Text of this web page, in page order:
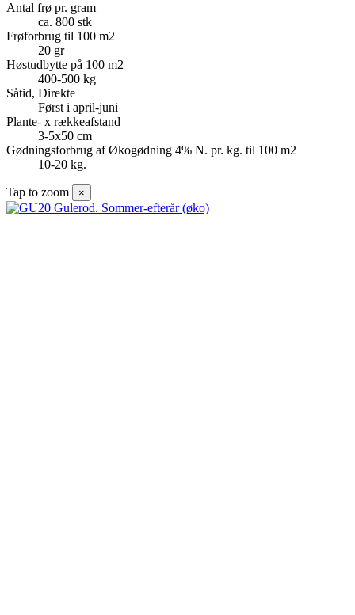
Antal frø pr. gram
ca. 800 stk
Frøforbrug til 100 m2
20 gr
Høstudbytte på 100 m2
400-500 kg
Såtid, Direkte
Først i april-juni
Plante- x rækkeafstand
3-5x50 cm
Gødningsforbrug af Økogødning 4% N. pr. kg. til 100 m2
10-20 kg.
Tap to zoom ×